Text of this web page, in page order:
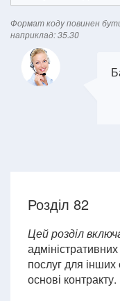
Формат кодy повинен
наприклад: 35.30
Розділ 82
Цей розділ
послуг для інших
основі контракту.